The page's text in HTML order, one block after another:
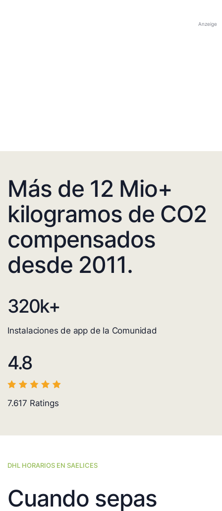
Anzeige
Más de 12 Mio+
kilogramos de CO2
compensados
desde 2011.
320k+
Instalaciones de app de la Comunidad
4.8
7.617 Ratings
DHL HORARIOS EN SAELICES
Cuando sepas